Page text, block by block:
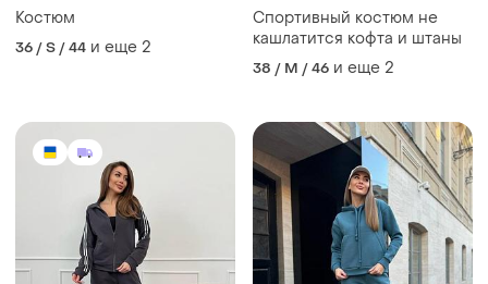
Костюм
36 / S / 44 и еще 2
Спортивный костюм не
кашлатится кофта и штаны
38 / M / 46 и еще 2